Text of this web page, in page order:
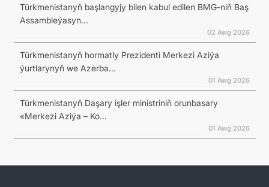
Türkmenistanyň başlangyjy bilen kabul edilen BMG-niň Baş
Assambleýasyn...
02 Awg 2026
Türkmenistanyň hormatly Prezidenti Merkezi Aziýa
ýurtlarynyň we Azerba...
01 Awg 2026
Türkmenistanyň Daşary işler ministriniň orunbasary
«Merkezi Aziýa – Ko...
01 Awg 2026